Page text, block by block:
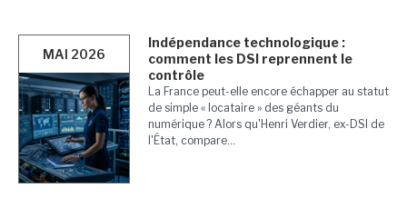
MAI 2026
Indépendance technologique :
comment les DSI reprennent le
contrôle
La France peut-elle encore échapper au statut
de simple « locataire » des géants du
numérique ? Alors qu'Henri Verdier, ex-DSI de
l'État, compare...